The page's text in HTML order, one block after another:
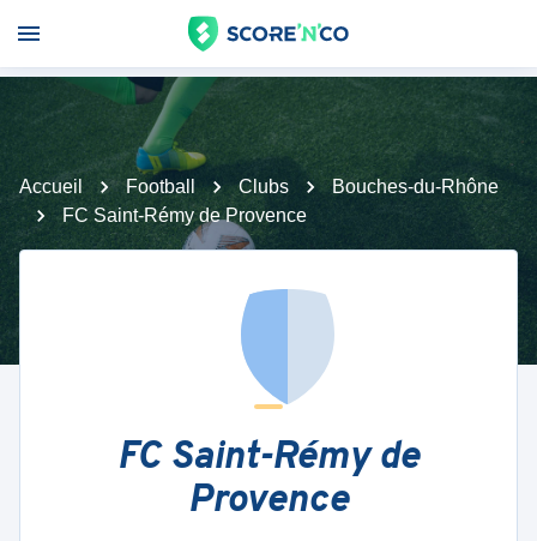
Accueil Football Clubs
Bouches-du-Rhône
FC Saint-Rémy de Provence
FC Saint-Rémy de
Provence